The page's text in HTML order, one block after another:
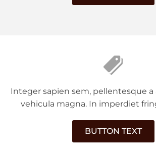
Integer sapien sem, pellentesque a
vehicula magna. In imperdiet
BUTTON TEXT